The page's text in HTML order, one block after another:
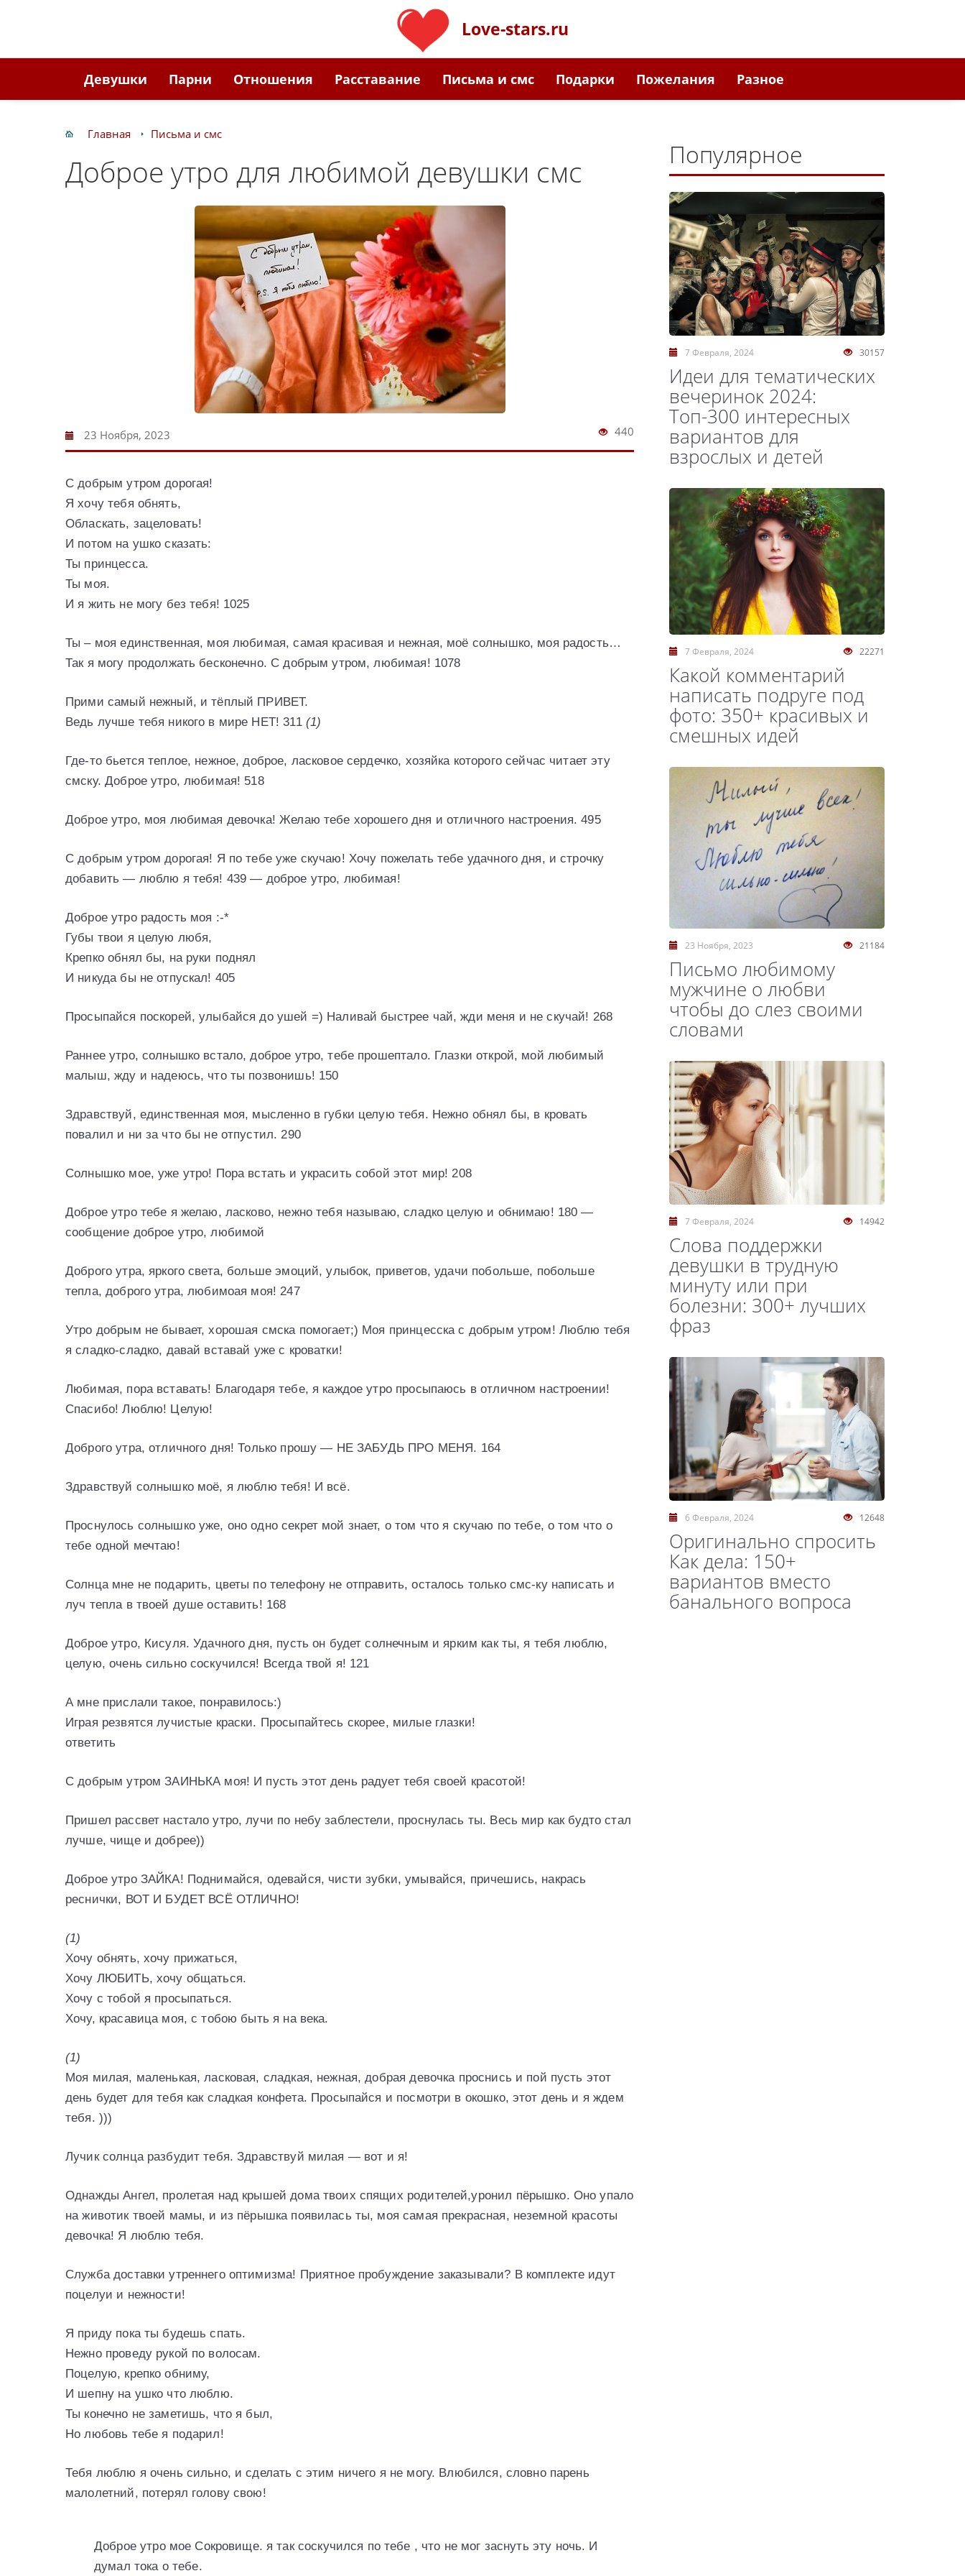
Love-stars.ru
Девушки Парни Отношения Расставание Письма и смс Подарки Пожелания Разное
Главная Письма и смс
Доброе утро для любимой девушки смс
23 Ноября, 2023 440
С добрым утром дорогая!
Я хочу тебя обнять,
Обласкать, зацеловать!
И потом на ушко сказать:
Ты принцесса.
Ты моя.
И я жить не могу без тебя! 1025
Ты – моя единственная, моя любимая, самая красивая и нежная, моё солнышко, моя радость…
Так я могу продолжать бесконечно. С добрым утром, любимая! 1078
Прими самый нежный, и тёплый ПРИВЕТ.
Ведь лучше тебя никого в мире НЕТ! 311 (1)
Где-то бьется теплое, нежное, доброе, ласковое сердечко, хозяйка которого сейчас читает эту
смску. Доброе утро, любимая! 518
Доброе утро, моя любимая девочка! Желаю тебе хорошего дня и отличного настроения. 495
С добрым утром дорогая! Я по тебе уже скучаю! Хочу пожелать тебе удачного дня, и строчку
добавить — люблю я тебя! 439 — доброе утро, любимая!
Доброе утро радость моя :-*
Губы твои я целую любя,
Крепко обнял бы, на руки поднял
И никуда бы не отпускал! 405
Просыпайся поскорей, улыбайся до ушей =) Наливай быстрее чай, жди меня и не скучай! 268
Раннее утро, солнышко встало, доброе утро, тебе прошептало. Глазки открой, мой любимый
малыш, жду и надеюсь, что ты позвонишь! 150
Здравствуй, единственная моя, мысленно в губки целую тебя. Нежно обнял бы, в кровать
повалил и ни за что бы не отпустил. 290
Солнышко мое, уже утро! Пора встать и украсить собой этот мир! 208
Доброе утро тебе я желаю, ласково, нежно тебя называю, сладко целую и обнимаю! 180 —
сообщение доброе утро, любимой
Доброго утра, яркого света, больше эмоций, улыбок, приветов, удачи побольше, побольше
тепла, доброго утра, любимоая моя! 247
Утро добрым не бывает, хорошая смска помогает;) Моя принцесска с добрым утром! Люблю тебя
я сладко-сладко, давай вставай уже с кроватки!
Любимая, пора вставать! Благодаря тебе, я каждое утро просыпаюсь в отличном настроении!
Спасибо! Люблю! Целую!
Доброго утра, отличного дня! Только прошу — НЕ ЗАБУДЬ ПРО МЕНЯ. 164
Здравствуй солнышко моё, я люблю тебя! И всё.
Проснулось солнышко уже, оно одно секрет мой знает, о том что я скучаю по тебе, о том что о
тебе одной мечтаю!
Солнца мне не подарить, цветы по телефону не отправить, осталось только смс-ку написать и
луч тепла в твоей душе оставить! 168
Доброе утро, Кисуля. Удачного дня, пусть он будет солнечным и ярким как ты, я тебя люблю,
целую, очень сильно соскучился! Всегда твой я! 121
А мне прислали такое, понравилось:)
Играя резвятся лучистые краски. Просыпайтесь скорее, милые глазки!
ответить
С добрым утром ЗАИНЬКА моя! И пусть этот день радует тебя своей красотой!
Пришел рассвет настало утро, лучи по небу заблестели, проснулась ты. Весь мир как будто стал
лучше, чище и добрее))
Доброе утро ЗАЙКА! Поднимайся, одевайся, чисти зубки, умывайся, причешись, накрась
реснички, ВОТ И БУДЕТ ВСЁ ОТЛИЧНО!
(1)
Хочу обнять, хочу прижаться,
Хочу ЛЮБИТЬ, хочу общаться.
Хочу с тобой я просыпаться.
Хочу, красавица моя, с тобою быть я на века.
(1)
Моя милая, маленькая, ласковая, сладкая, нежная, добрая девочка проснись и пой пусть этот
день будет для тебя как сладкая конфета. Просыпайся и посмотри в окошко, этот день и я ждем
тебя. )))
Лучик солнца разбудит тебя. Здравствуй милая — вот и я!
Однажды Ангел, пролетая над крышей дома твоих спящих родителей,уронил пёрышко. Оно упало
на животик твоей мамы, и из пёрышка появилась ты, моя самая прекрасная, неземной красоты
девочка! Я люблю тебя.
Служба доставки утреннего оптимизма! Приятное пробуждение заказывали? В комплекте идут
поцелуи и нежности!
Я приду пока ты будешь спать.
Нежно проведу рукой по волосам.
Поцелую, крепко обниму,
И шепну на ушко что люблю.
Ты конечно не заметишь, что я был,
Но любовь тебе я подарил!
Тебя люблю я очень сильно, и сделать с этим ничего я не могу. Влюбился, словно парень
малолетний, потерял голову свою!
Доброе утро мое Сокровище. я так соскучился по тебе , что не мог заснуть эту ночь. И
думал тока о тебе.
Популярное
30157
7 Февраля, 2024
Идеи для тематических
вечеринок 2024:
Топ-300 интересных
вариантов для
взрослых и детей
22271
7 Февраля, 2024
Какой комментарий
написать подруге под
фото: 350+ красивых и
смешных идей
21184
23 Ноября, 2023
Письмо любимому
мужчине о любви
чтобы до слез своими
словами
14942
7 Февраля, 2024
Слова поддержки
девушки в трудную
минуту или при
болезни: 300+ лучших
фраз
12648
6 Февраля, 2024
Оригинально спросить
Как дела: 150+
вариантов вместо
банального вопроса